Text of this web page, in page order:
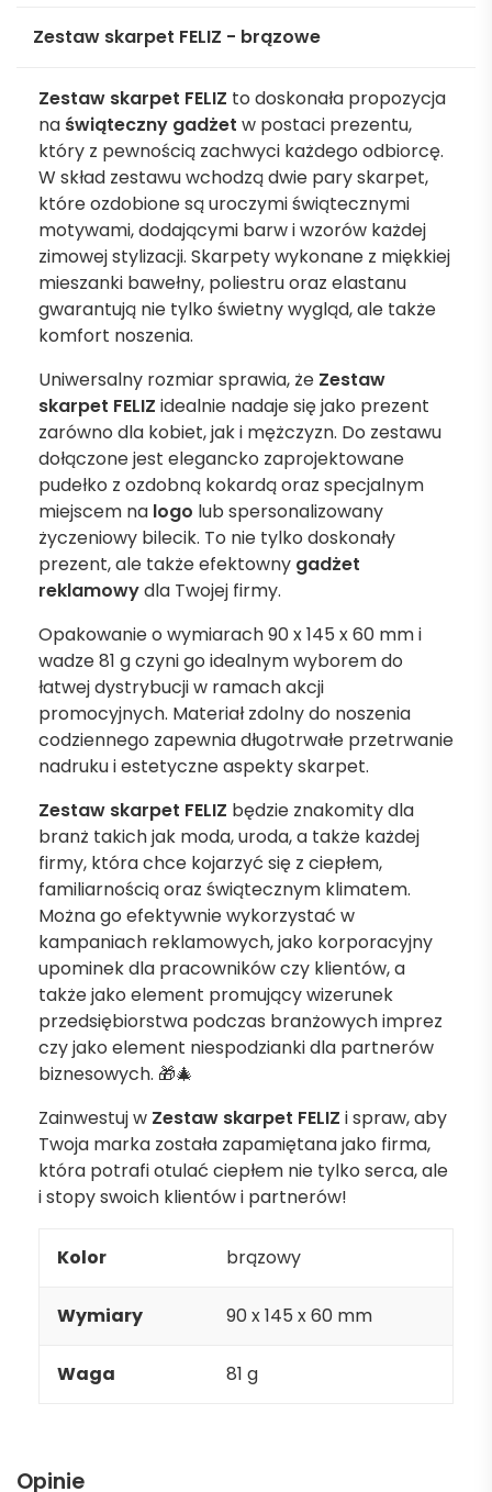
Zestaw skarpet FELIZ - brązowe
Zestaw skarpet FELIZ to doskonała propozycja
na świąteczny gadżet w postaci prezentu,
który z pewnością zachwyci każdego odbiorcę.
W skład zestawu wchodzą dwie pary skarpet,
które ozdobione są uroczymi świątecznymi
motywami, dodającymi barw i wzorów każdej
zimowej stylizacji. Skarpety wykonane z miękkiej
mieszanki bawełny, poliestru oraz elastanu
gwarantują nie tylko świetny wygląd, ale także
komfort noszenia.
Uniwersalny rozmiar sprawia, że Zestaw
skarpet FELIZ idealnie nadaje się jako prezent
zarówno dla kobiet, jak i mężczyzn. Do zestawu
dołączone jest elegancko zaprojektowane
pudełko z ozdobną kokardą oraz specjalnym
miejscem na logo lub spersonalizowany
życzeniowy bilecik. To nie tylko doskonały
prezent, ale także efektowny gadżet
reklamowydla Twojej firmy.
Opakowanie o wymiarach 90 x 145 x 60 mm i
wadze 81 g czyni go idealnym wyborem do
łatwej dystrybucji w ramach akcji
promocyjnych. Materiał zdolny do noszenia
codziennego zapewnia długotrwałe przetrwanie
nadruku i estetyczne aspekty skarpet.
Zestaw skarpet FELIZ będzie znakomity dla
branż takich jak moda, uroda, a także każdej
firmy, która chce kojarzyć się z ciepłem,
familiarnością oraz świątecznym klimatem.
Można go efektywnie wykorzystać w
kampaniach reklamowych, jako korporacyjny
upominek dla pracowników czy klientów, a
także jako element promujący wizerunek
przedsiębiorstwa podczas branżowych imprez
czy jako element niespodzianki dla partnerów
biznesowych. 🎁🎄
Zainwestuj w Zestaw skarpet FELIZ i spraw, aby
Twoja marka została zapamiętana jako firma,
która potrafi otulać ciepłem nie tylko serca, ale
i stopy swoich klientów i partnerów!
Kolor brązowy
Wymiary 90 x 145 x 60 mm
Waga 81 g
Opinie